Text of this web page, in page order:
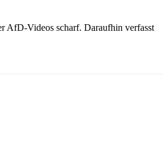
AfD-Videos scharf. Daraufhin verfasst